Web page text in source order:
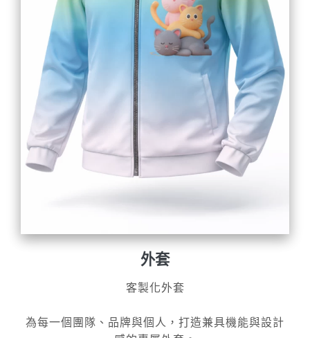
外套
客製化外套
為每一個團隊、品牌與個人，打造兼具機能與設計